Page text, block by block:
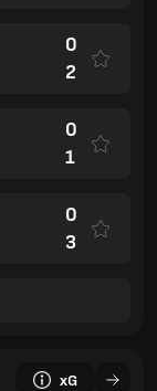
0
2
0
1
0
3
xG